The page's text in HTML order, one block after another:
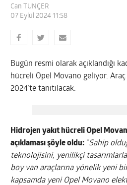
Can TUNÇER
07 Eylül 2024 11:58
Bugün resmi olarak açıklandığı
hücreli Opel Movano geliyor.
2024’te tanıtılacak.
Hidrojen yakıt hücreli Opel
açıklaması şöyle oldu: “Sahip
teknolojisini, yenilikçi
boy van araçlarına yönelik yeni
kapsamda yeni Opel Movano